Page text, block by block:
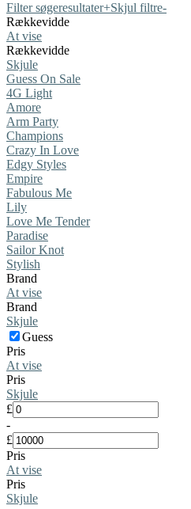
Filter søgeresultater+Skjul filtre-
Rækkevidde
At vise
Rækkevidde
Skjule
Guess On Sale
4G Light
Amore
Arm Party
Champions
Crazy In Love
Edgy Styles
Empire
Fabulous Me
Lily
Love Me Tender
Paradise
Sailor Knot
Stylish
Brand
At vise
Brand
Skjule
Guess
Pris
At vise
Pris
Skjule
£
-
£
Pris
At vise
Pris
Skjule